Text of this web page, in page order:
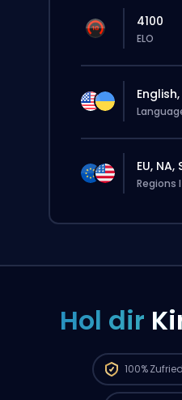
4100
ELO
EU, NA,
Regions
Hol dir
100%
Deine
die
normalen